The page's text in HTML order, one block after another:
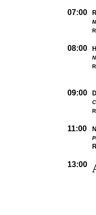
07:00
08:00
09:00
11:00
13:00